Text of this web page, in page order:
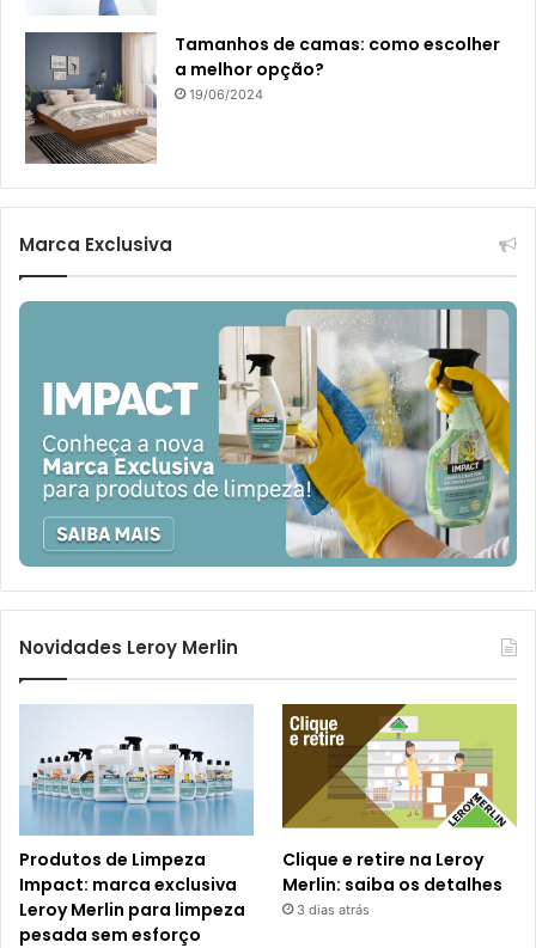
Tamanhos de camas: como escolher
a melhor opção?
19/06/2024
Marca Exclusiva
Novidades Leroy Merlin
Produtos de Limpeza
Impact: marca exclusiva
Leroy Merlin para limpeza
pesada sem esforço
Clique e retire na Leroy
Merlin: saiba os detalhes
3 dias atrás